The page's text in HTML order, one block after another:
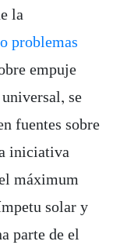
la
problemas
empuje
se
fuentes sobre
iniciativa
máximum
solar y
parte de el